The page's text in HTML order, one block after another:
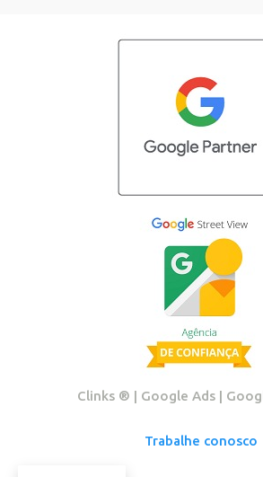
Clinks ®️ | Google Ads |
Trabalhe conosco